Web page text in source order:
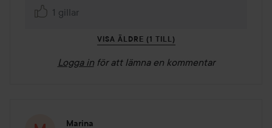
1 gillar
VISA ÄLDRE (1 TILL)
Logga in för att lämna en kommentar
Marina